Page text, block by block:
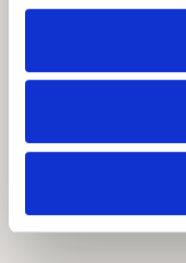
Medarbejdere